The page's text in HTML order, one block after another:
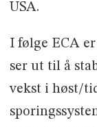
USA.
I følge ECA
ser ut til å
vekst i høst/